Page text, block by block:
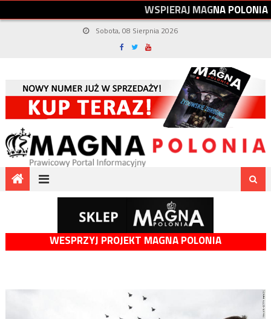
WSPIERAJMAGNAPOLONIA
Sobota, 08 Sierpnia 2026
WESPRZYJ PROJEKT MAGNA POLONIA